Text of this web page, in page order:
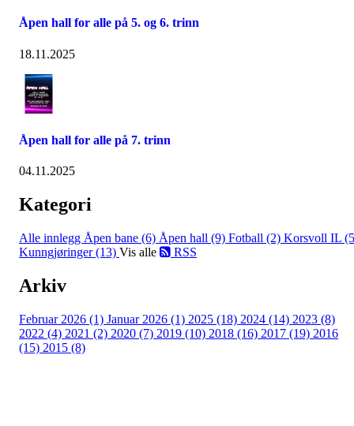
Åpen hall for alle på 5. og 6. trinn
18.11.2025
Åpen hall for alle på 7. trinn
04.11.2025
Kategori
Alle innlegg Åpen bane (6) Åpen hall (9) Fotball (2) Korsvoll IL
Kunngjøringer (13) Vis alle RSS
Arkiv
Februar 2026 (1) Januar 2026 (1) 2025 (18) 2024 (14) 2023 (8)
2022 (4) 2021 (2) 2020 (7) 2019 (10) 2018 (16) 2017 (19) 2016
(15) 2015 (8)